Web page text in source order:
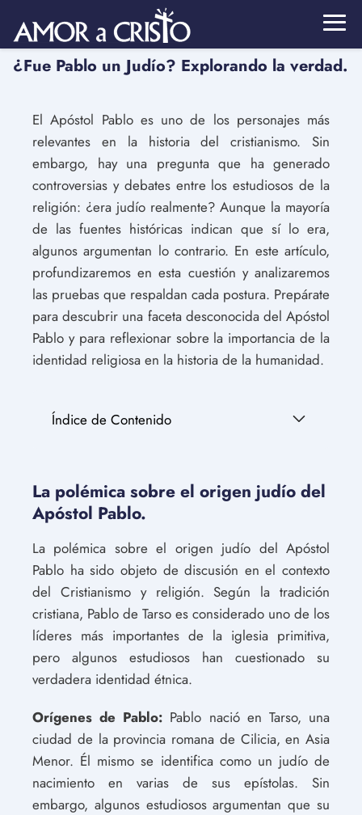
¿Fue Pablo un Judío? Explorando la verdad.
El Apóstol Pablo es uno de los personajes más
relevantes en la historia del cristianismo. Sin
embargo, hay una pregunta que ha generado
controversias y debates entre los estudiosos de la
religión: ¿era judío realmente? Aunque la mayoría
de las fuentes históricas indican que sí lo era,
algunos argumentan lo contrario. En este artículo,
profundizaremos en esta cuestión y analizaremos
las pruebas que respaldan cada postura. Prepárate
para descubrir una faceta desconocida del Apóstol
Pablo y para reflexionar sobre la importancia de la
identidad religiosa en la historia de la humanidad.
Índice de Contenido
La polémica sobre el origen judío del
Apóstol Pablo.
La polémica sobre el origen judío del Apóstol
Pablo ha sido objeto de discusión en el contexto
del Cristianismo y religión. Según la tradición
cristiana, Pablo de Tarso es considerado uno de los
líderes más importantes de la iglesia primitiva,
pero algunos estudiosos han cuestionado su
verdadera identidad étnica.
Orígenes de Pablo: Pablo nació en Tarso, una
ciudad de la provincia romana de Cilicia, en Asia
Menor. Él mismo se identifica como un judío de
nacimiento en varias de sus epístolas. Sin
embargo, algunos estudiosos argumentan que su